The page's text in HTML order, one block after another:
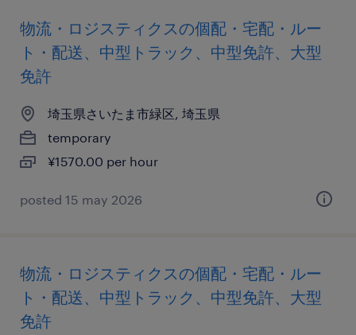
物流・ロジスティクスの個配・宅配・ルー
ト・配送、中型トラック、中型免許、大型
免許
埼玉県さいたま市緑区, 埼玉県
temporary
¥1570.00 per hour
posted 15 may 2026
物流・ロジスティクスの個配・宅配・ルー
ト・配送、中型トラック、中型免許、大型
免許